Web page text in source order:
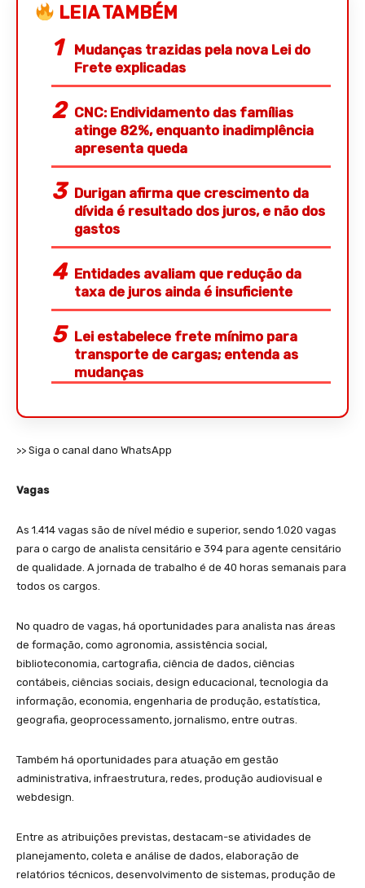
LEIA TAMBÉM
Mudanças trazidas pela nova Lei do
Frete explicadas
CNC: Endividamento das famílias
atinge 82%, enquanto inadimplência
apresenta queda
Durigan afirma que crescimento da
dívida é resultado dos juros, e não dos
gastos
Entidades avaliam que redução da
taxa de juros ainda é insuficiente
Lei estabelece frete mínimo para
transporte de cargas; entenda as
mudanças
>> Siga o canal dano WhatsApp
Vagas
As 1.414 vagas são de nível médio e superior, sendo 1.020 vagas
para o cargo de analista censitário e 394 para agente censitário
de qualidade. A jornada de trabalho é de 40 horas semanais para
todos os cargos.
No quadro de vagas, há oportunidades para analista nas áreas
de formação, como agronomia, assistência social,
biblioteconomia, cartografia, ciência de dados, ciências
contábeis, ciências sociais, design educacional, tecnologia da
informação, economia, engenharia de produção, estatística,
geografia, geoprocessamento, jornalismo, entre outras.
Também há oportunidades para atuação em gestão
administrativa, infraestrutura, redes, produção audiovisual e
webdesign.
Entre as atribuições previstas, destacam-se atividades de
planejamento, coleta e análise de dados, elaboração de
relatórios técnicos, desenvolvimento de sistemas, produção de